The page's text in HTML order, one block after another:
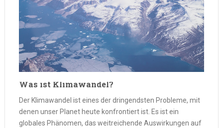
Was ist Klimawandel?
Der Klimawandel ist eines der dringendsten Probleme, mit
denen unser Planet heute konfrontiert ist. Es ist ein
globales Phänomen, das weitreichende Auswirkungen auf